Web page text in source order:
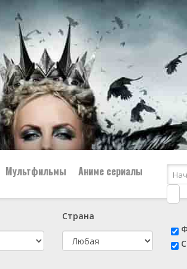
👨‍✈️ Военный
🕵️‍♂️ Детектив
Мультфильмы Аниме сериалы
Страна